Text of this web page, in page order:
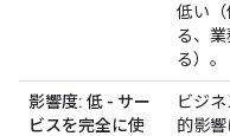
低い（
る、
る）。
影響度: 低 - サー
ビスを完全に使
ビジ
的影